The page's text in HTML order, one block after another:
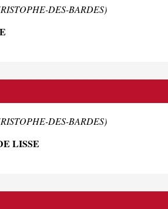
DES-BARDES)
DES-BARDES)
LISSE